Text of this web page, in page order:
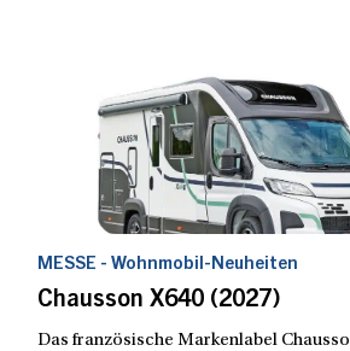
MESSE - Wohnmobil-Neuheiten
Chausson X640 (2027)
Das französische Markenlabel